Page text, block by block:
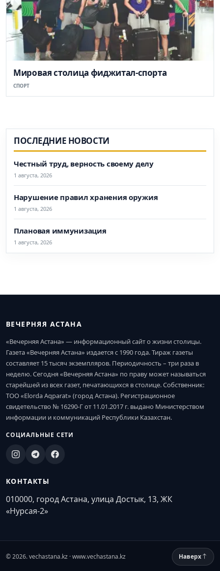
Мировая столица фиджитал-спорта
СПОРТ
ПОСЛЕДНИЕ НОВОСТИ
Честный труд, верность своему делу
1 августа, 2026
Нарушение правил хранения оружия
1 августа, 2026
Плановая иммунизация
1 августа, 2026
ВЕЧЕРНЯЯ АСТАНА
«Вечерняя Астана» — информационный сайт о жизни столицы.
Газета «Вечерняя Астана» издается с 1990 года. Тираж газеты
составляет 15 тысяч экземпляров. Периодичность – три раза в
неделю. Сегодня «Вечерняя Астана» по праву может называться
старейшей из всех газет, печатающихся в столице. Собственник:
ТОО «Elorda Aqparat» (город Астана). Регистрационное
свидетельство № 16290-Г от 11.01.2017 г. выдано Министерством
информации и коммуникаций Республики Казахстан.
СОЦИАЛЬНЫЕ СЕТИ
КОНТАКТЫ
010000, город Астана, улица Достык, 13, ЖК
«Нурсая-2»
© 2026. vechastana.kz · www.vechastana.kz Наверх